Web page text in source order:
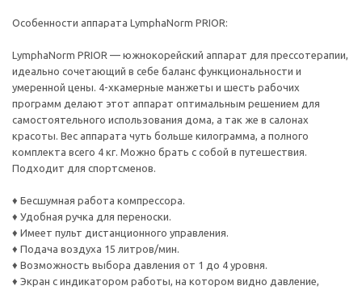
Особенности аппарата LymphaNorm PRIOR:
LymphaNorm PRIOR — южнокорейский аппарат для прессотерапии,
идеально сочетающий в себе баланс функциональности и
умеренной цены. 4-хкамерные манжеты и шесть рабочих
программ делают этот аппарат оптимальным решением для
самостоятельного использования дома, а так же в салонах
красоты. Вес аппарата чуть больше килограмма, а полного
комплекта всего 4 кг. Можно брать с собой в путешествия.
Подходит для спортсменов.
♦ Бесшумная работа компрессора.
♦ Удобная ручка для переноски.
♦ Имеет пульт дистанционного управления.
♦ Подача воздуха 15 литров/мин.
♦ Возможность выбора давления от 1 до 4 уровня.
♦ Экран с индикатором работы, на котором видно давление,